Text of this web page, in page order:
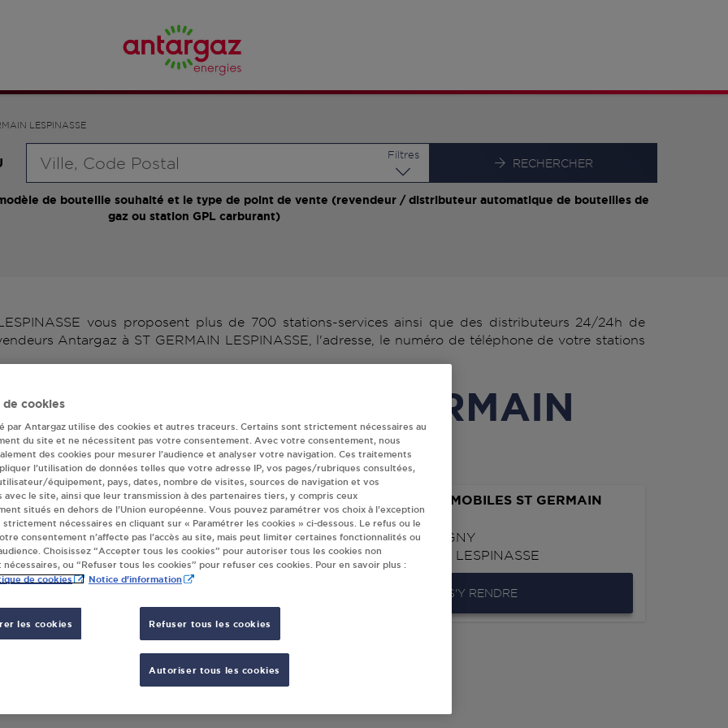
LESPINASSE
Filtres
RECHERCHER
de bouteille souhaité et le type de point de vente (revendeur / distributeur automatique de bouteilles de
gaz ou station GPL carburant)
vous proposent plus de 700 stations-services ainsi que des distributeurs 24/24h de
Antargaz à ST GERMAIN LESPINASSE, l'adresse, le numéro de téléphone de votre stations
Antargaz à ST GERMAIN
LESPINASSE
VERT VILLAGE ST GERMAIN LESPIN ST
LESPINASSE
DE NOAILLY
ST GERMAIN LESPINASSE
ST GERMAIN AUTOMOBILES ST GERMAIN
LESPINASSE
304 RUE DE PERSIGNY
42640ST GERMAIN LESPINASSE
S'Y RENDRE
de cookies
par Antargaz utilise des cookies et autres traceurs. Certains sont strictement nécessaires au
du site et ne nécessitent pas votre consentement. Avec votre consentement, nous
des cookies pour mesurer l’audience et analyser votre navigation. Ces traitements
l’utilisation de données telles que votre adresse IP, vos pages/rubriques consultées,
équipement, pays, dates, nombre de visites, sources de navigation et vos
avec le site, ainsi que leur transmission à des partenaires tiers, y compris ceux
situés en dehors de l’Union européenne. Vous pouvez paramétrer vos choix à l’exception
strictement nécessaires en cliquant sur « Paramétrer les cookies » ci-dessous. Le refus ou le
consentement n’affecte pas l’accès au site, mais peut limiter certaines fonctionnalités ou
Choisissez “Accepter tous les cookies” pour autoriser tous les cookies non
ou “Refuser tous les cookies” pour refuser ces cookies. Pour en savoir plus :
de cookies Notice d'information
les cookies Refuser tous les cookies
Autoriser tous les cookies